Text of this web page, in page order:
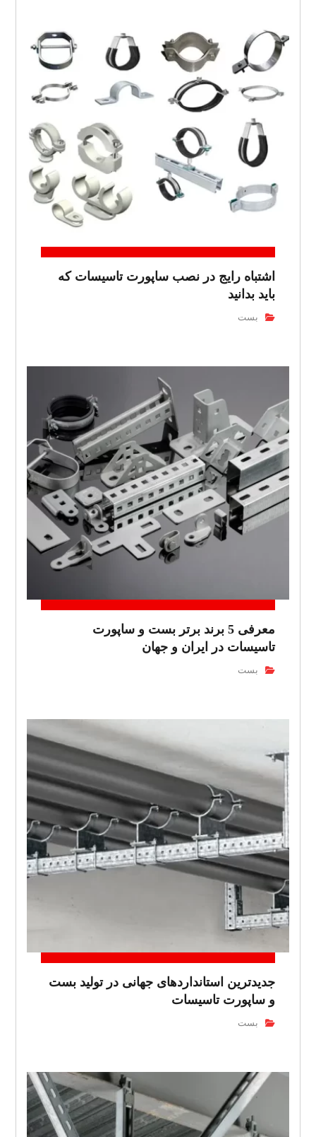
اشتباه رایج در نصب ساپورت تاسیسات که
باید بدانید
بست
معرفی 5 برند برتر بست و ساپورت
تاسیسات در ایران و جهان
بست
جدیدترین استانداردهای جهانی در تولید بست
و ساپورت تاسیسات
بست